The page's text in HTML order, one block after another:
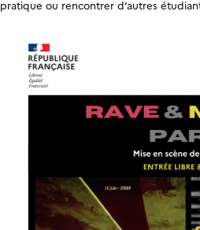
pratique ou rencontrer d’autres